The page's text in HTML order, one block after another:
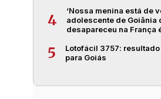
4
‘Nossa menina está de
adolescente de Goiânia
desapareceu na França
5
Lotofácil 3757:
para Goiás